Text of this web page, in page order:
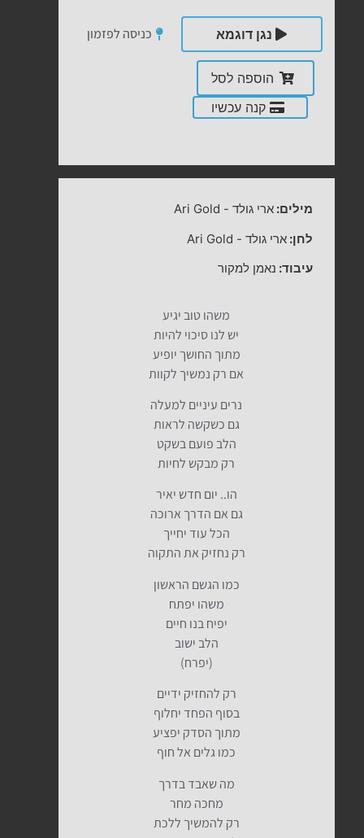
נגן דוגמא כניסה לפזמון
הוספה לסל
קנה עכשיו
מילים:ארי גולד -
Ari Gold
לחן:ארי גולד -
Ari Gold
עיבוד: נאמן למקור
משהו טוב יגיע
יש לנו סיכוי להיות
מתוך החושך יופיע
אם רק נמשיך לקוות
נרים עיניים למעלה
גם כשקשה לראות
הלב פועם בשקט
רק מבקש לחיות
הו.. יום חדש יאיר
גם אם הדרך ארוכה
הכל עוד יחייך
רק נחזיק את התקוה
כמו הגשם הראשון
משהו יפתח
יפיח בנו חיים
הלב ישוב
(יפרח)
רק להחזיק ידיים
בסוף הפחד יחלוף
מתוך הסדק יפציע
כמו גלים אל חוף
מה שאבד בדרך
מחכה מחר
רק להמשיך ללכת